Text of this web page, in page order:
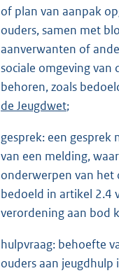
of plan van aanpak
ouders, samen met
aanverwanten of
sociale omgeving van
behoren, zoals
de Jeugdwet;
gesprek: een gesprek
van een melding,
onderwerpen van het
bedoeld in artikel 2.4
verordening aan bod
hulpvraag: behoefte
ouders aan